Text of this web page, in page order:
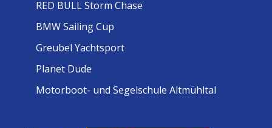
RED BULL Storm Chase
BMW Sailing Cup
Greubel Yachtsport
Planet Dude
Motorboot- und Segelschule Altmühltal